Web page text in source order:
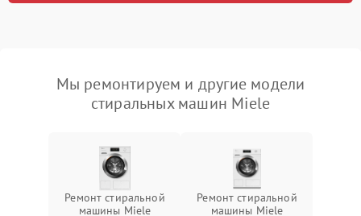
Мы ремонтируем и другие модели
стиральных машин Miele
Ремонт стиральной
машины Miele
Ремонт стиральной
машины Miele